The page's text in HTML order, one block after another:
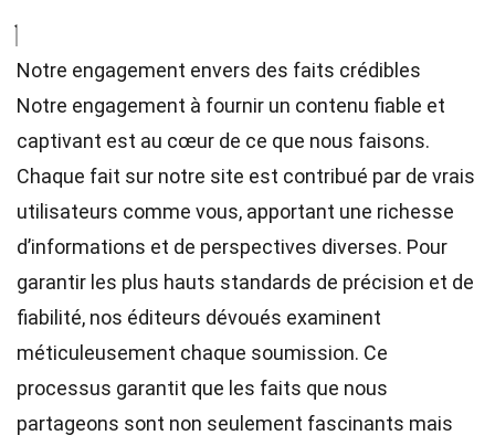
Notre engagement envers des faits crédibles
Notre engagement à fournir un contenu fiable et
captivant est au cœur de ce que nous faisons.
Chaque fait sur notre site est contribué par de vrais
utilisateurs comme vous, apportant une richesse
d’informations et de perspectives diverses. Pour
garantir les plus hauts standards de précision et de
fiabilité, nos éditeurs dévoués examinent
méticuleusement chaque soumission. Ce
processus garantit que les faits que nous
partageons sont non seulement fascinants mais